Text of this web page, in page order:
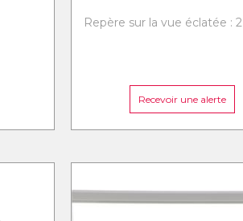
Repère sur la vue éclatée : 2
Recevoir une alerte